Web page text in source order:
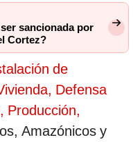
sancionada por
Cortez?
de
Defensa
Producción,
Amazónicos y